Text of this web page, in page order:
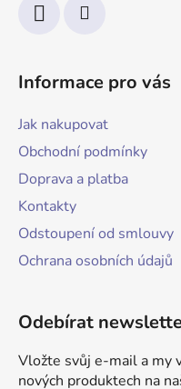
Informace pro vás
Jak nakupovat
Obchodní podmínky
Doprava a platba
Kontakty
Odstoupení od smlouvy
Ochrana osobních údajů
Odebírat
Vložte svůj e-mail a my
nových produktech na